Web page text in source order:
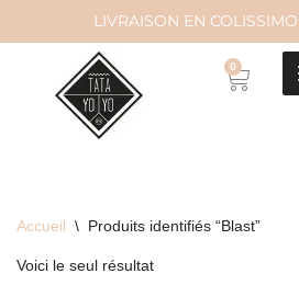
contenu
LIVRAISON EN
0
Accueil \ Produits identifiés “Blast”
Voici le seul résultat